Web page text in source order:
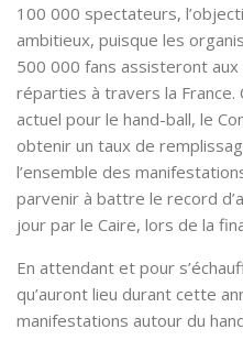
100 000 spectateurs,
ambitieux, puisque les
500 000 fans assisteront
réparties à travers la France.
actuel pour le hand-ball, le
obtenir un taux de
l’ensemble des
parvenir à battre le record
jour par le Caire, lors de la
En attendant et pour
qu’auront lieu durant cette
manifestations autour du